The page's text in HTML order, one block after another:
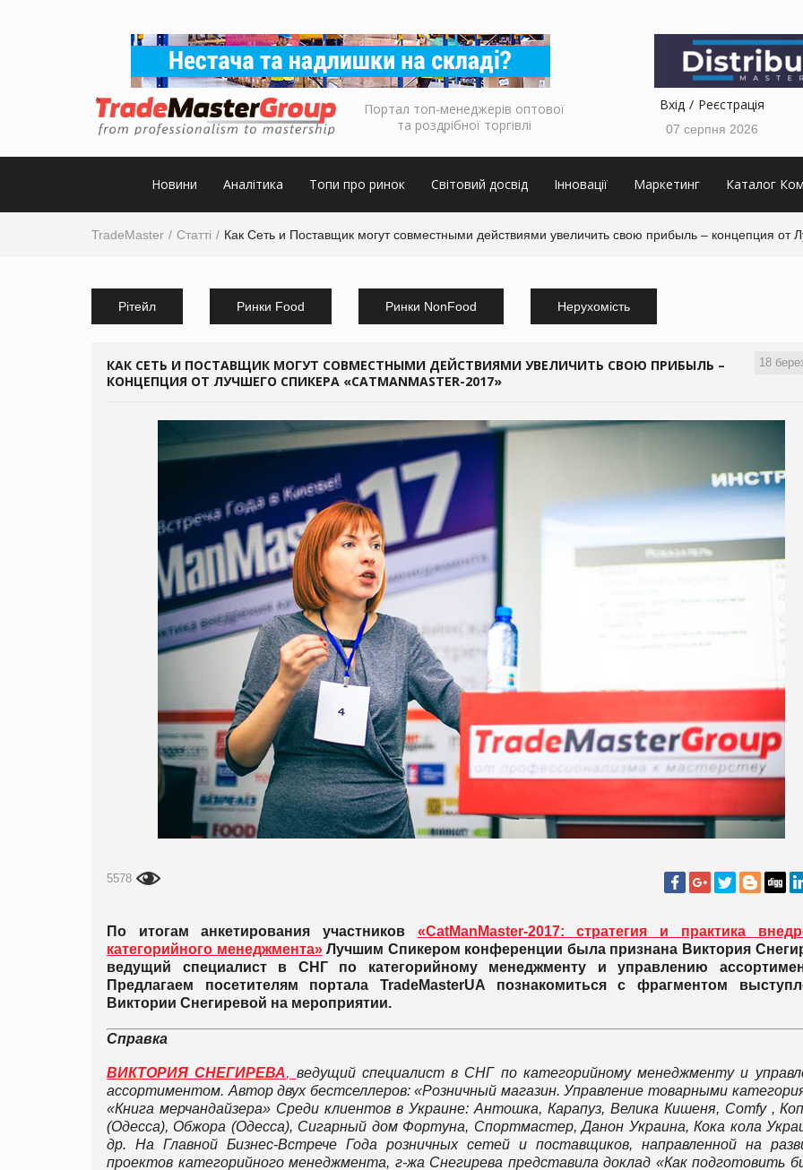
Портал топ-менеджерів оптової
та роздрібної торгівлі
Вхід Реєстрація
07 серпня 2026
Новини Аналітика Топи про ринок Світовий досвід Інновації Маркетинг Каталог
TradeMaster Статті Как Сеть и Поставщик могут совместными действиями увеличить свою прибыль – концепция от
Рітейл Ринки Food Ринки NonFood Нерухомість
18
КАК СЕТЬ И ПОСТАВЩИК МОГУТ СОВМЕСТНЫМИ ДЕЙСТВИЯМИ УВЕЛИЧИТЬ СВОЮ ПРИБЫЛЬ –
КОНЦЕПЦИЯ ОТ ЛУЧШЕГО СПИКЕРА «CATMANMASTER-2017»
5578
По итогам анкетирования участников «CatManMaster-2017: стратегия и практика
категорийного менеджмента»Лучшим Спикером конференции была признана Виктория
ведущий специалист в СНГ по категорийному менеджменту и управлению
Предлагаем посетителям портала TradeMasterUA познакомиться с фрагментом
Виктории Снегиревой на мероприятии.
Справка
ВИКТОРИЯ СНЕГИРЕВА, ведущий специалист в СНГ по категорийному менеджменту и
ассортиментом. Автор двух бестселлеров: «Розничный магазин. Управление товарными
«Книга мерчандайзера» Среди клиентов в Украине: Антошка, Карапуз, Велика Кишеня, Comfy ,
(Одесса), Обжора (Одесса), Сигарный дом Фортуна, Спортмастер, Данон Украина, Кока кола
др. На Главной Бизнес-Встрече Года розничных сетей и поставщиков, направленной на
проектов категорийного менеджмента, г-жа Снегирева представила доклад «Как подготовить